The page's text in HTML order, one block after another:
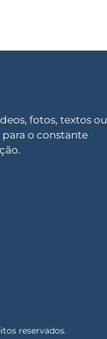
fotos, textos ou
o constante
reservados.